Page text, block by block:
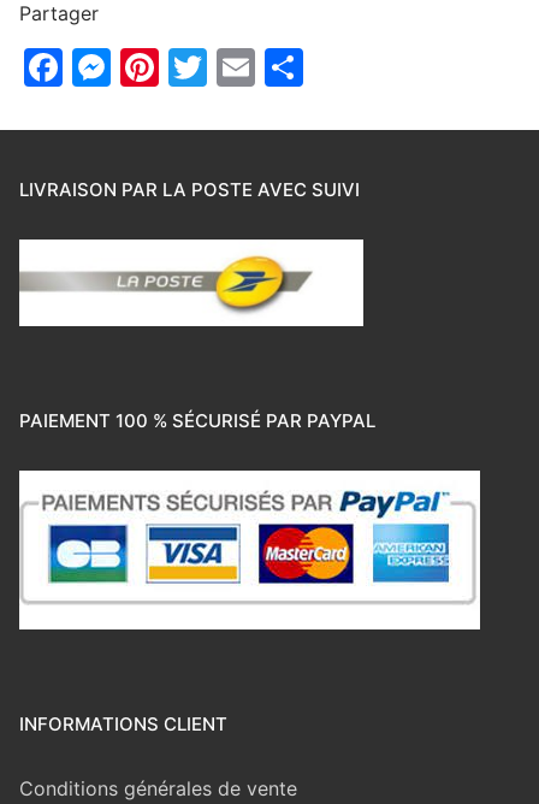
Partager
Facebook
Messenger
Pinterest
Twitter
Email
LIVRAISON PAR LA POSTE AVEC SUIVI
PAIEMENT 100 % SÉCURISÉ PAR PAYPAL
INFORMATIONS CLIENT
Conditions générales de vente